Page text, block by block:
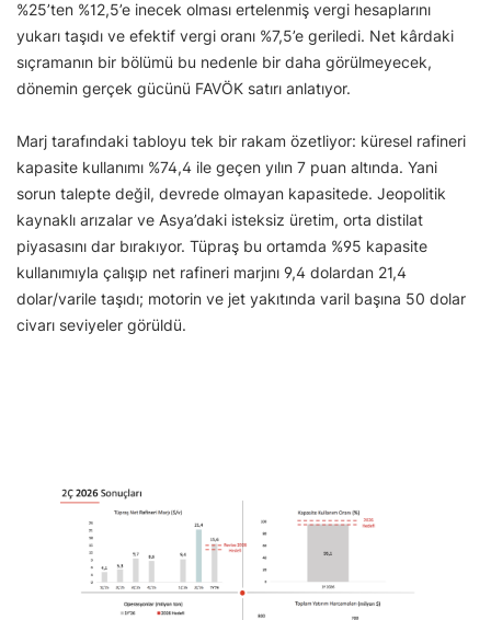
%25’ten %12,5’e inecek olması ertelenmiş vergi hesaplarını
yukarı taşıdı ve efektif vergi oranı %7,5’e geriledi. Net kârdaki
sıçramanın bir bölümü bu nedenle bir daha görülmeyecek,
dönemin gerçek gücünü FAVÖK satırı anlatıyor.
Marj tarafındaki tabloyu tek bir rakam özetliyor: küresel rafineri
kapasite kullanımı %74,4 ile geçen yılın 7 puan altında. Yani
sorun talepte değil, devrede olmayan kapasitede. Jeopolitik
kaynaklı arızalar ve Asya’daki isteksiz üretim, orta distilat
piyasasını dar bırakıyor. Tüpraş bu ortamda %95 kapasite
kullanımıyla çalışıp net rafineri marjını 9,4 dolardan 21,4
dolar/varile taşıdı; motorin ve jet yakıtında varil başına 50 dolar
civarı seviyeler görüldü.